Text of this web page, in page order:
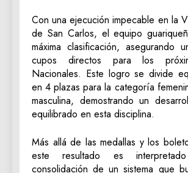
Con una ejecución impecable en la
de San Carlos, el equipo
máxima clasificación, asegurando
cupos directos para los
Nacionales. Este logro se divide
en 4 plazas para la categoría
masculina, demostrando un
equilibrado en esta disciplina.
Más allá de las medallas y los
este resultado es
consolidación de un sistema que